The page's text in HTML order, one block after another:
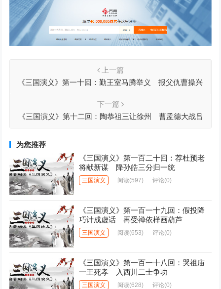
上一篇
《三国演义》第一十回：勤王室马腾举义 报父仇曹操兴
下一篇
《三国演义》第十二回：陶恭祖三让徐州 曹孟德大战吕
为您推荐
《三国演义》第一百二十回：荐杜预老
将献新谋 降孙皓三分归一统
三国演义 阅读(597) 评论(0)
《三国演义》第一百一十九回：假投降
巧计成虚话 再受禅依样画葫芦
三国演义 阅读(653) 评论(0)
《三国演义》第一百一十八回：哭祖庙
一王死孝 入西川二士争功
三国演义 阅读(628) 评论(0)